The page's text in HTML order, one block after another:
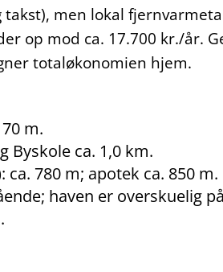
men lokal
op mod ca. 17.700 kr./år.
totaløkonomien hjem.
m.
Byskole ca. 1,0 km.
780 m; apotek ca. 850 m.
haven er overskuelig